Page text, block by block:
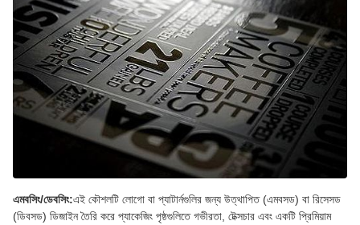
এমবসিং/ডেবসিং:এই কৌশলটি লোগো বা প্যাটার্নগুলির জন্য উত্থাপিত (এমবসড) বা রিসেসড
(ডিবসড) ডিজাইন তৈরি করে প্যাকেজিং পৃষ্ঠগুলিতে গভীরতা, টেক্সচার এবং একটি প্রিমিয়াম